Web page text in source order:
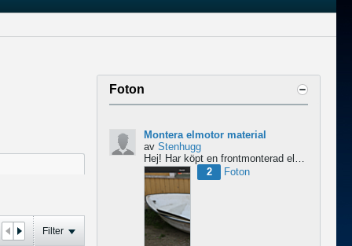
Filter
Foton
Montera elmotor material
av Stenhugg
Hej! Har köpt en frontmonterad elmotor och undrar lite om nån har någon tips hur man ska börja bygga...
2
Foton